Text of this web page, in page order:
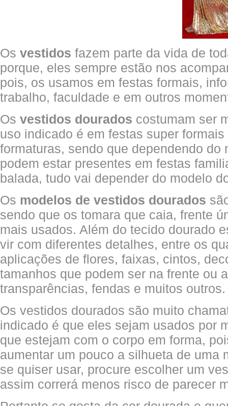
Os vestidos fazem parte da vida de
porque, eles sempre estão nos
pois, os usamos em festas formais,
trabalho, faculdade e em outros
Os vestidos dourados costumam ser
uso indicado é em festas super
formaturas, sendo que dependendo do
podem estar presentes em festas
balada, tudo vai depender do modelo
Os modelos de vestidos dourados
sendo que os tomara que caia, frente
mais usados. Além do tecido dourado
vir com diferentes detalhes, entre os
aplicações de flores, faixas, cintos,
tamanhos que podem ser na frente ou
transparências, fendas e muitos outros.
Os vestidos dourados são muito
indicado é que eles sejam usados por
que estejam com o corpo em forma,
aumentar um pouco a silhueta de uma
se quiser usar, procure escolher um
assim correrá menos risco de parecer